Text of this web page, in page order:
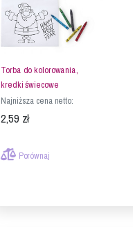
Torba do kolorowania,
kredki świecowe
Najniższa cena netto:
2,59 zł
Porównaj